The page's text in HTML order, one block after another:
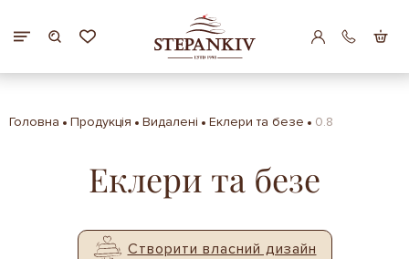
Головна Продукція Видалені Еклери та безе 0.8
Еклери та безе
Створити власний дизайн